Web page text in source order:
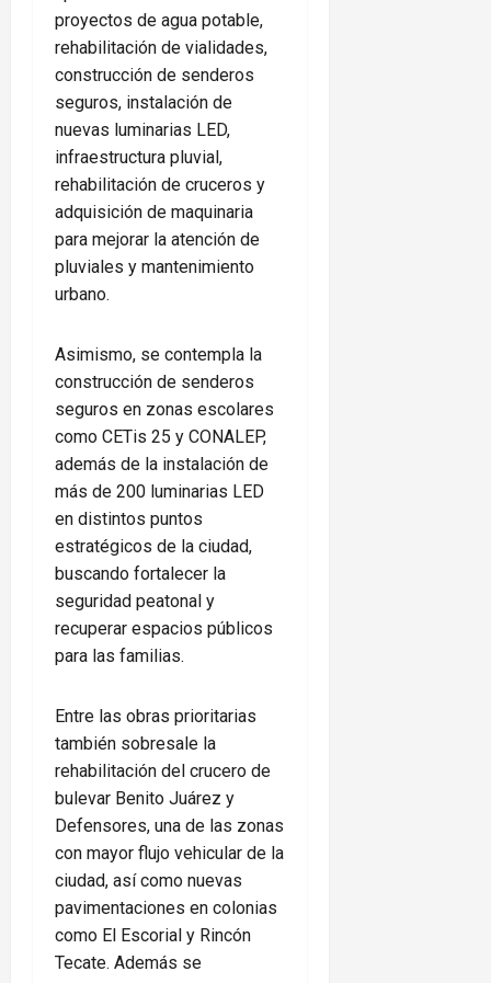
proyectos de agua potable,
rehabilitación de vialidades,
construcción de senderos
seguros, instalación de
nuevas luminarias LED,
infraestructura pluvial,
rehabilitación de cruceros y
adquisición de maquinaria
para mejorar la atención de
pluviales y mantenimiento
urbano.
Asimismo, se contempla la
construcción de senderos
seguros en zonas escolares
como CETis 25 y CONALEP,
además de la instalación de
más de 200 luminarias LED
en distintos puntos
estratégicos de la ciudad,
buscando fortalecer la
seguridad peatonal y
recuperar espacios públicos
para las familias.
Entre las obras prioritarias
también sobresale la
rehabilitación del crucero de
bulevar Benito Juárez y
Defensores, una de las zonas
con mayor flujo vehicular de la
ciudad, así como nuevas
pavimentaciones en colonias
como El Escorial y Rincón
Tecate. Además se